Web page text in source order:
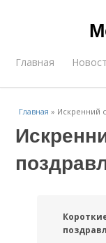
Главная
Главная » Искренний